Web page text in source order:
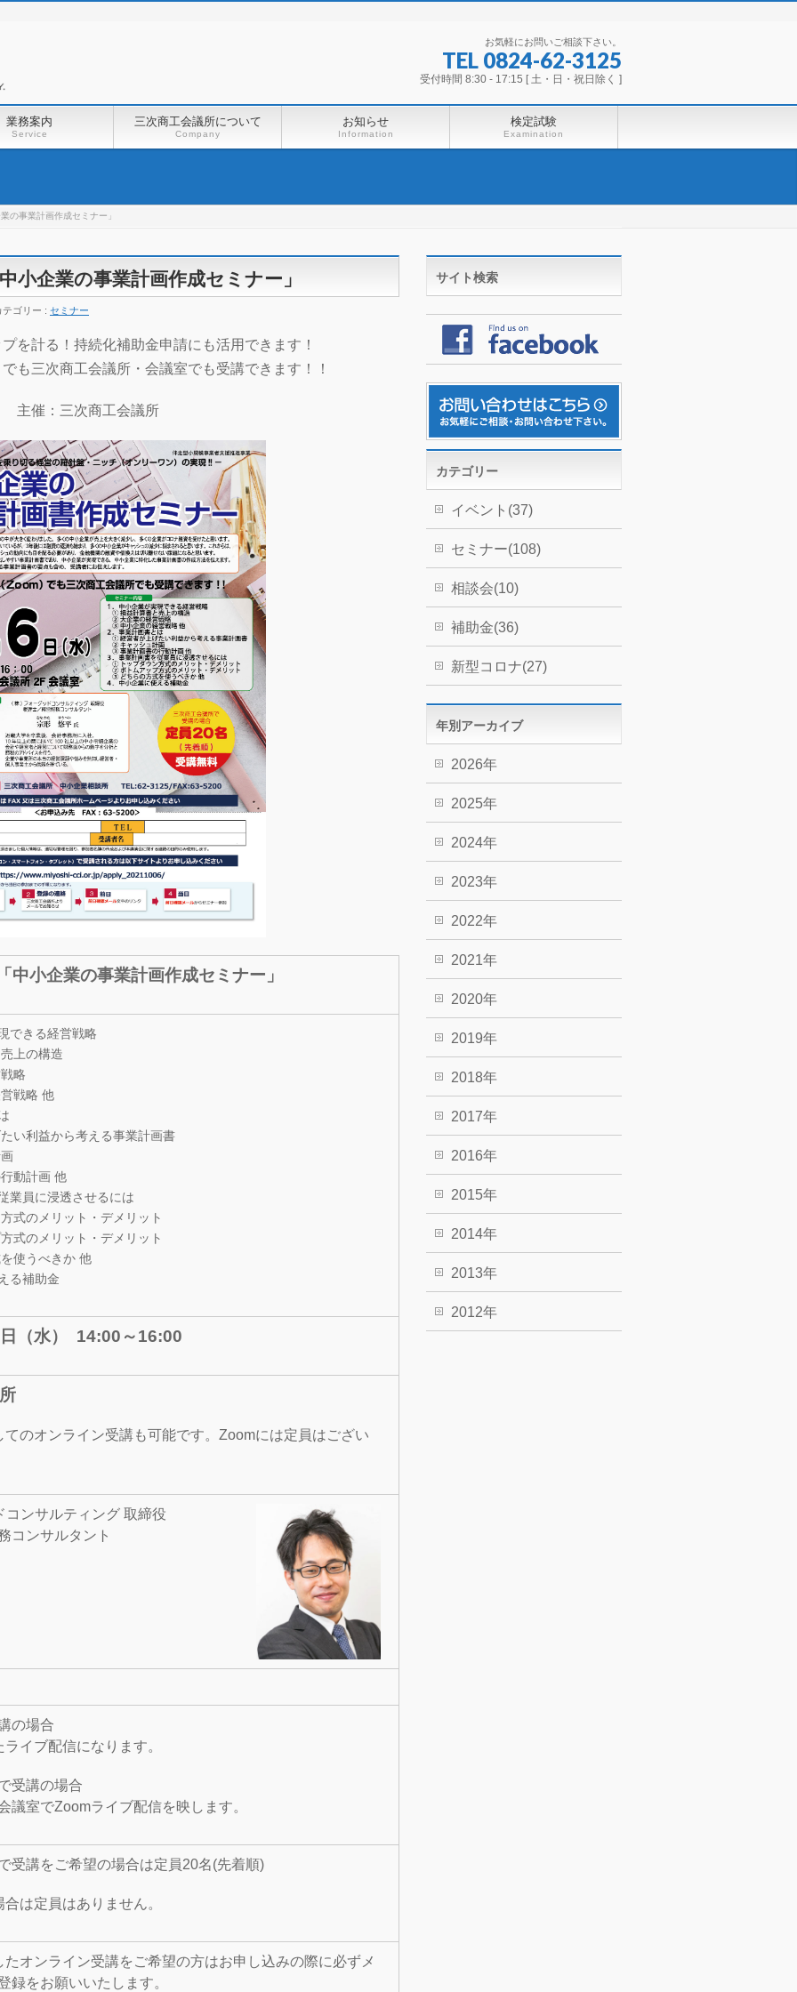
お気軽にお問いご相談下さい。
TEL 0824-62-3125
受付時間 8:30 - 17:15 [ 土・日・祝日除く ]
業務案内
Service
三次商工会議所について
Company
お知らせ
Information
検定試験
Examination
の事業計画作成セミナー」
小企業の事業計画作成セミナー」
テゴリー : セミナー
を計る！持続化補助金申請にも活用できます！
も三次商工会議所・会議室でも受講できます！！
主催：三次商工会議所
中小企業の事業計画作成セミナー」
できる経営戦略
上の構造
略
戦略 他
利益から考える事業計画書
動計画 他
業員に浸透させるには
のメリット・デメリット
のメリット・デメリット
使うべきか 他
る補助金
（水） 14:00～16:00
のオンライン受講も可能です。Zoomには定員はござい
コンサルティング 取締役
コンサルタント
の場合
イブ配信になります。
受講の場合
議室でZoomライブ配信を映します。
受講をご希望の場合は定員20名(先着順)
は定員はありません。
オンライン受講をご希望の方はお申し込みの際に必ずメ
録をお願いいたします。
サイト検索
カテゴリー
イベント(37)
セミナー(108)
相談会(10)
補助金(36)
新型コロナ(27)
年別アーカイブ
2026年
2025年
2024年
2023年
2022年
2021年
2020年
2019年
2018年
2017年
2016年
2015年
2014年
2013年
2012年